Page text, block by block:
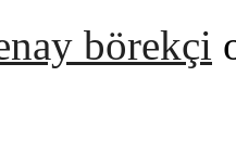
börekçi